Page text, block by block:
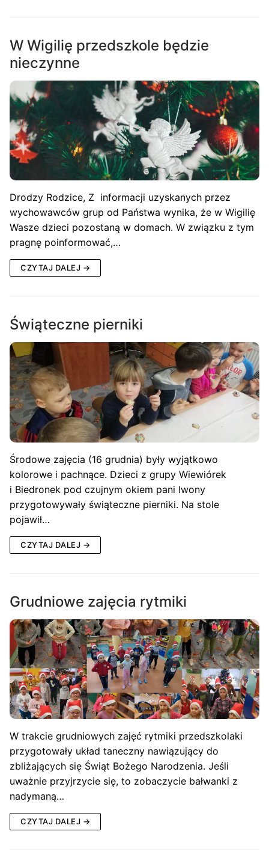
W Wigilię przedszkole będzie
nieczynne
Drodzy Rodzice, Z informacji uzyskanych przez
wychowawców grup od Państwa wynika, że w Wigilię
Wasze dzieci pozostaną w domach. W związku z tym
pragnę poinformować,…
CZYTAJ DALEJ →
Świąteczne pierniki
Środowe zajęcia (16 grudnia) były wyjątkowo
kolorowe i pachnące. Dzieci z grupy Wiewiórek
i Biedronek pod czujnym okiem pani Iwony
przygotowywały świąteczne pierniki. Na stole
pojawił…
CZYTAJ DALEJ →
Grudniowe zajęcia rytmiki
W trakcie grudniowych zajęć rytmiki przedszkolaki
przygotowały układ taneczny nawiązujący do
zbliżających się Świąt Bożego Narodzenia. Jeśli
uważnie przyjrzycie się, to zobaczycie bałwanki z
nadymaną…
CZYTAJ DALEJ →